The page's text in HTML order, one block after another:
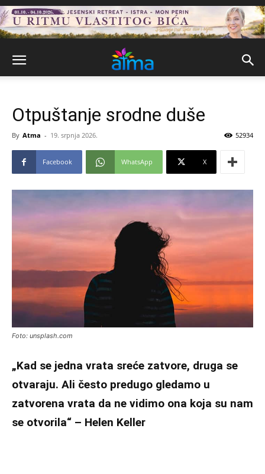
Otpuštanje srodne duše
By Atma - 19. srpnja 2026. 52934
Facebook WhatsApp X
Foto: unsplash.com
„Kad se jedna vrata sreće zatvore, druga se
otvaraju. Ali često predugo gledamo u
zatvorena vrata da ne vidimo ona koja su nam
se otvorila“ – Helen Keller